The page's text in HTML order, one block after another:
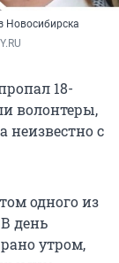
Новосибирска
18-
волонтеры,
неизвестно с
одного из
день
утром,